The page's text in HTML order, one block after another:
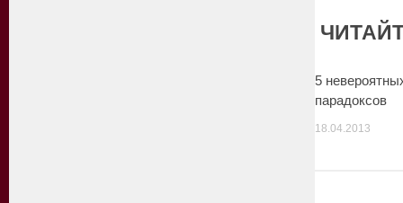
5
парадоксов
18.04.2013